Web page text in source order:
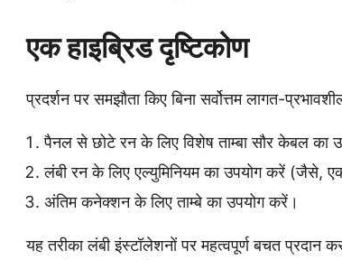
एक हाइब्रिड दृष्टिकोण
प्रदर्शन पर समझौता किए बिना सर्वोत्तम लागत-
पैनल से छोटे रन के लिए विशेष ताम्बा सौर केबल का
लंबी रन के लिए एल्युमिनियम का उपयोग करें (जैसे,
अंतिम कनेक्शन के लिए ताम्बे का उपयोग करें।
यह तरीका लंबी इंस्टॉलेशनों पर महत्वपूर्ण बचत